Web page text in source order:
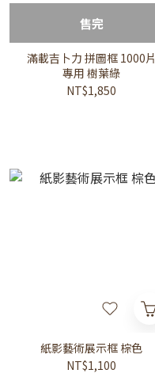
售完
滿載吉卜力 拼圖框 1000片
專用 樹葉綠
NT$1,850
紙影藝術展示框 棕色
NT$1,100